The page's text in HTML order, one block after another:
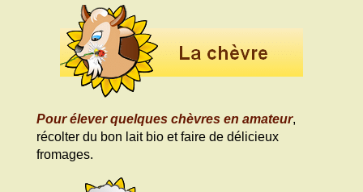
Pour élever quelques chèvres en amateur,
récolter du bon lait bio et faire de délicieux
fromages.